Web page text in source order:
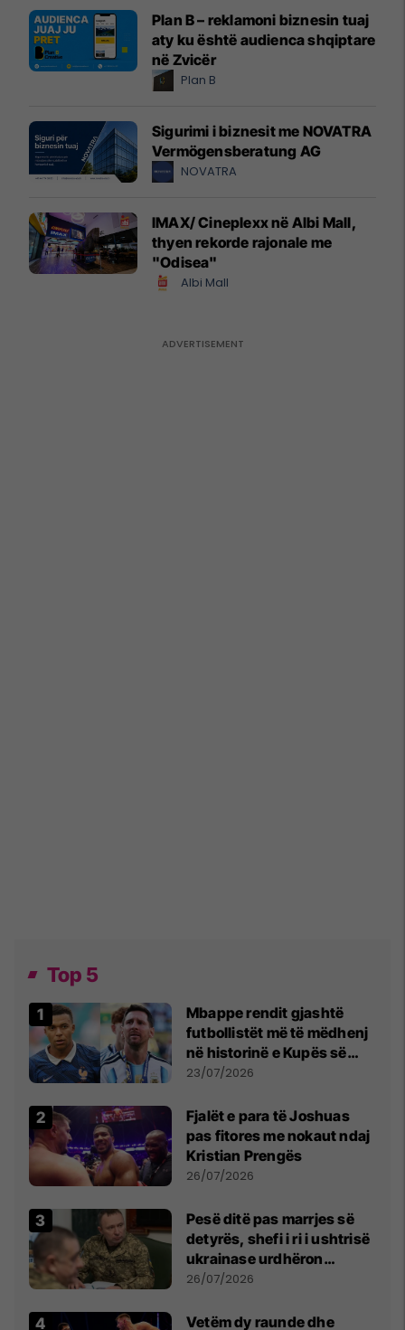
Plan B – reklamoni biznesin tuaj
aty ku është audienca shqiptare
në Zvicër
Plan B
Sigurimi i biznesit me NOVATRA
Vermögensberatung AG
NOVATRA
IMAX/ Cineplexx në Albi Mall,
thyen rekorde rajonale me
"Odisea"
Albi Mall
Top 5
Mbappe rendit gjashtë
futbollistët më të mëdhenj
në historinë e Kupës së
Botës, Messi mbetet i dyti
23/07/2026
Fjalët e para të Joshuas
pas fitores me nokaut ndaj
Kristian Prengës
26/07/2026
Pesë ditë pas marrjes së
detyrës, shefi i ri i ushtrisë
ukrainase urdhëron
kontroll të madh
26/07/2026
Vetëm dy raunde dhe